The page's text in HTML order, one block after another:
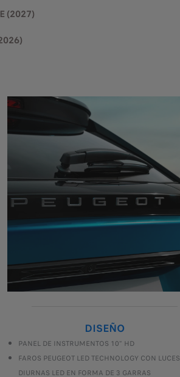
(2027)
DISEÑO
PANEL DE INSTRUMENTOS 10” HD
FAROS PEUGEOT LED TECHNOLOGY CON LUCES
DIURNAS LED EN FORMA DE 3 GARRAS